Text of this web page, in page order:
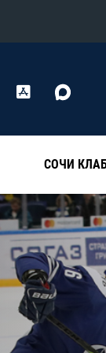
СОЧИ